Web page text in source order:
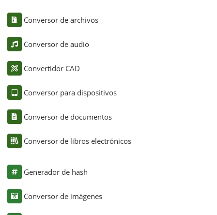
Conversor de archivos
Conversor de audio
Convertidor CAD
Conversor para dispositivos
Conversor de documentos
Conversor de libros electrónicos
Generador de hash
Conversor de imágenes